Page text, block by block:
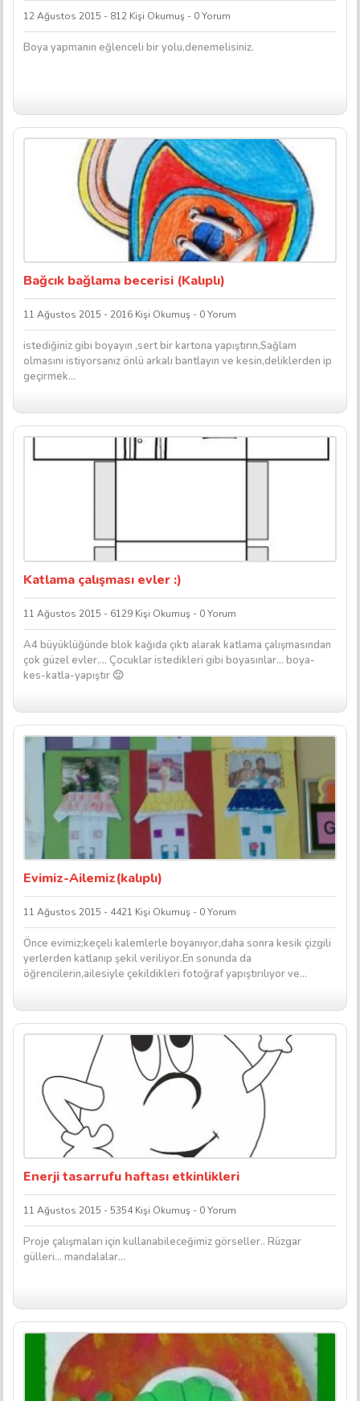
12 Ağustos 2015 - 812 Kişi Okumuş - 0 Yorum
Boya yapmanın eğlenceli bir yolu,denemelisiniz.
Bağcık bağlama becerisi (Kalıplı)
11 Ağustos 2015 - 2016 Kişi Okumuş - 0 Yorum
istediğiniz gibi boyayın ,sert bir kartona yapıştırın,Sağlam
olmasını istiyorsanız önlü arkalı bantlayın ve kesin,deliklerden ip
geçirmek...
Katlama çalışması evler :)
11 Ağustos 2015 - 6129 Kişi Okumuş - 0 Yorum
A4 büyüklüğünde blok kağıda çıktı alarak katlama çalışmasından
çok güzel evler…. Çocuklar istedikleri gibi boyasınlar… boya-
kes-katla-yapıştır 🙂
Evimiz-Ailemiz(kalıplı)
11 Ağustos 2015 - 4421 Kişi Okumuş - 0 Yorum
Önce evimiz;keçeli kalemlerle boyanıyor,daha sonra kesik çizgili
yerlerden katlanıp şekil veriliyor.En sonunda da
öğrencilerin,ailesiyle çekildikleri fotoğraf yapıştırılıyor ve...
Enerji tasarrufu haftası etkinlikleri
11 Ağustos 2015 - 5354 Kişi Okumuş - 0 Yorum
Proje çalışmaları için kullanabileceğimiz görseller.. Rüzgar
gülleri… mandalalar…